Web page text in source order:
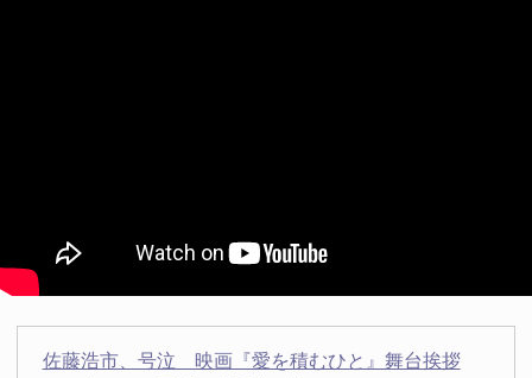
佐藤浩市、号泣 映画『愛を積むひと』舞台挨拶